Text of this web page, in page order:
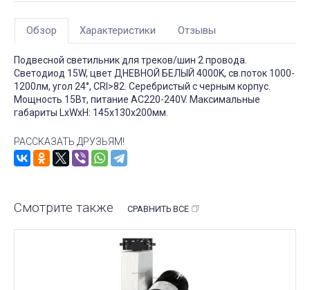
Обзор Характеристики Отзывы
Подвесной светильник для треков/шин 2 провода.
Светодиод 15W, цвет ДНЕВНОЙ БЕЛЫЙ 4000K, св.поток 1000-
1200лм, угол 24°, CRI>82. Серебристый с черным корпус.
Мощность 15Вт, питание AC220-240V. Максимальные
габариты LxWxH: 145x130x200мм.
РАССКАЗАТЬ ДРУЗЬЯМ!
Смотрите также СРАВНИТЬ ВСЕ